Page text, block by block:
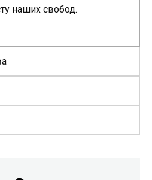
наших свобод.